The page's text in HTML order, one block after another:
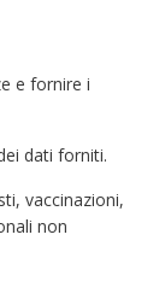
e fornire i
dati forniti.
vaccinazioni,
non